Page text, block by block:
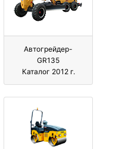
Автогрейдер-
GR135
Каталог 2012 г.